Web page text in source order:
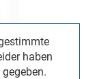
haben